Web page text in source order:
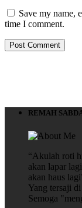
Save my name,
time I comment.
REMAH
“Akulah roti
akan lapar
akan haus
Yang tersaji
Semoga